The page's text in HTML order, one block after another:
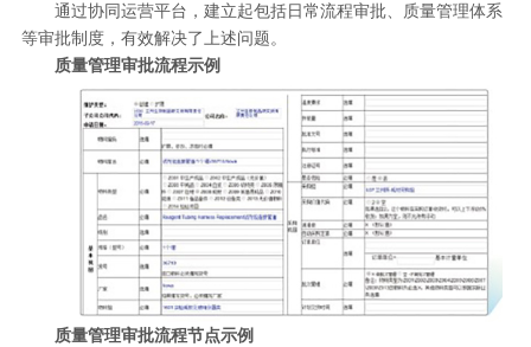
通过协同运营平台，建立起包括日常流程审批、质量管理体系
等审批制度，有效解决了上述问题。
质量管理审批流程示例
质量管理审批流程节点示例